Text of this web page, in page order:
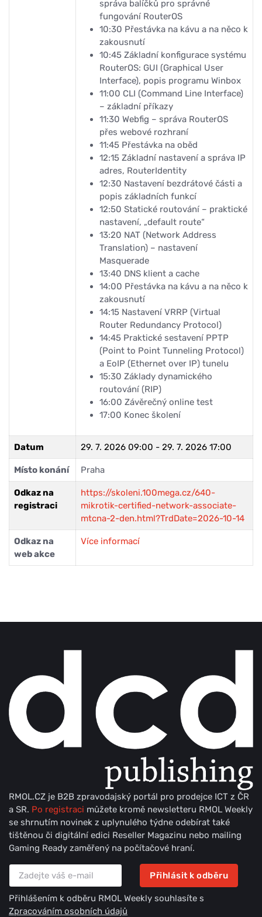
správa balíčků pro správné
fungování RouterOS
10:30 Přestávka na kávu a na něco k
zakousnutí
10:45 Základní konfigurace systému
RouterOS: GUI (Graphical User
Interface), popis programu Winbox
11:00 CLI (Command Line Interface)
– základní příkazy
11:30 Webfig – správa RouterOS
přes webové rozhraní
11:45 Přestávka na oběd
12:15 Základní nastavení a správa IP
adres, RouterIdentity
12:30 Nastavení bezdrátové části a
popis základních funkcí
12:50 Statické routování – praktické
nastavení, „default route“
13:20 NAT (Network Address
Translation) – nastavení
Masquerade
13:40 DNS klient a cache
14:00 Přestávka na kávu a na něco k
zakousnutí
14:15 Nastavení VRRP (Virtual
Router Redundancy Protocol)
14:45 Praktické sestavení PPTP
(Point to Point Tunneling Protocol)
a EoIP (Ethernet over IP) tunelu
15:30 Základy dynamického
routování (RIP)
16:00 Závěrečný online test
17:00 Konec školení
Datum 29. 7. 2026 09:00 - 29. 7. 2026 17:00
Místo konání Praha
Odkaz na
registraci
https://skoleni.100mega.cz/640-
mikrotik-certified-network-associate-
mtcna-2-den.html?TrdDate=2026-10-14
Odkaz na
web akce
Více informací
RMOL.CZ je B2B zpravodajský portál pro prodejce ICT z ČR
a SR. Po registraci můžete kromě newsletteru RMOL Weekly
se shrnutím novinek z uplynulého týdne odebírat také
tištěnou či digitální edici Reseller Magazinu nebo mailing
Gaming Ready zaměřený na počítačové hraní.
Přihlásit k odběru
Přihlášením k odběru RMOL Weekly souhlasíte s
Zpracováním osobních údajů